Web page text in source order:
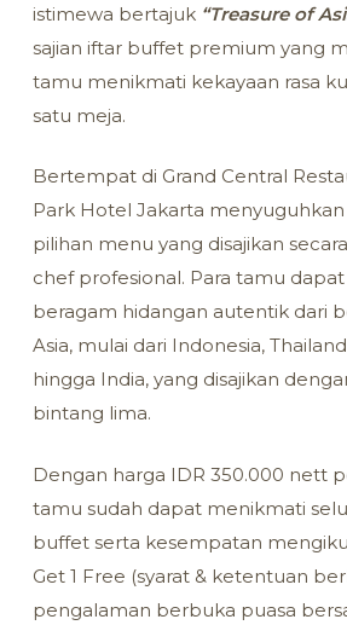
istimewa bertajuk “Treasure of
sajian iftar buffet premium yang
tamu menikmati kekayaan rasa
satu meja.
Bertempat di Grand Central
Park Hotel Jakarta
pilihan menu yang disajikan
chef profesional. Para tamu
beragam hidangan autentik dari
Asia, mulai dari Indonesia,
hingga India, yang disajikan
bintang lima.
Dengan harga IDR 350.000 nett
tamu sudah dapat menikmati
buffet serta kesempatan
Get 1 Free (syarat & ketentuan
pengalaman berbuka puasa